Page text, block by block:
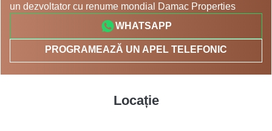
un dezvoltator cu renume mondial Damac Properties
WHATSAPP
PROGRAMEAZĂ UN APEL TELEFONIC
Locație